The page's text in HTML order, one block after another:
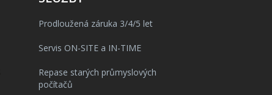
Prodloužená záruka 3/4/5 let
Servis ON-SITE a IN-TIME
Repase starých průmyslových
počítačů